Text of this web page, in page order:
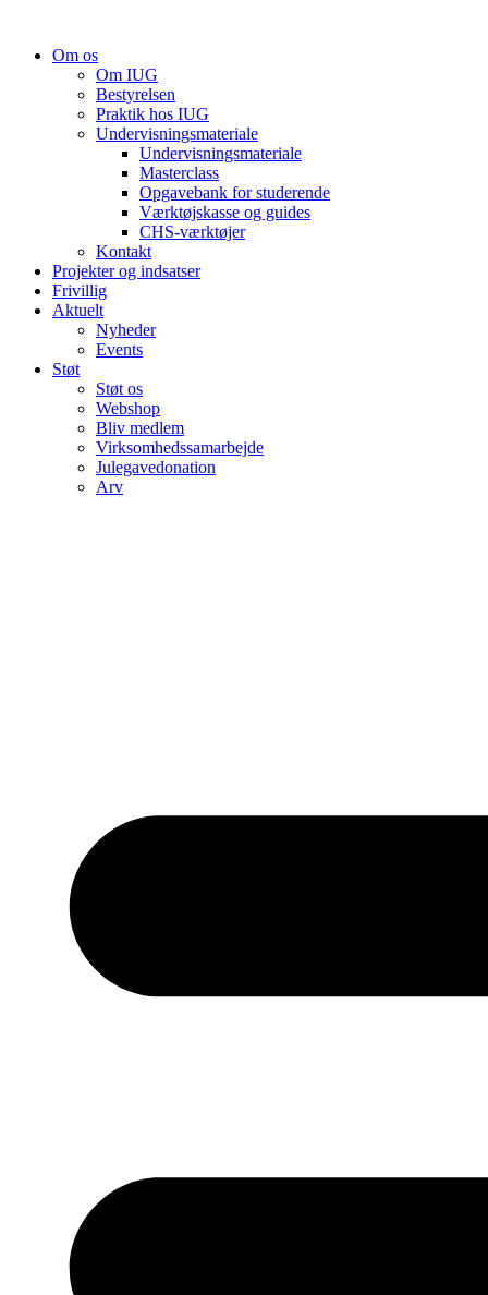
indholdOm os
Om IUG
Bestyrelsen
Praktik hos IUG
Undervisningsmateriale
Undervisningsmateriale
Masterclass
Opgavebank for studerende
Værktøjskasse og guides
CHS-værktøjer
Kontakt
Projekter og indsatser
Frivillig
Aktuelt
Nyheder
Events
Støt
Støt os
Webshop
Bliv medlem
Virksomhedssamarbejde
Julegavedonation
Arv